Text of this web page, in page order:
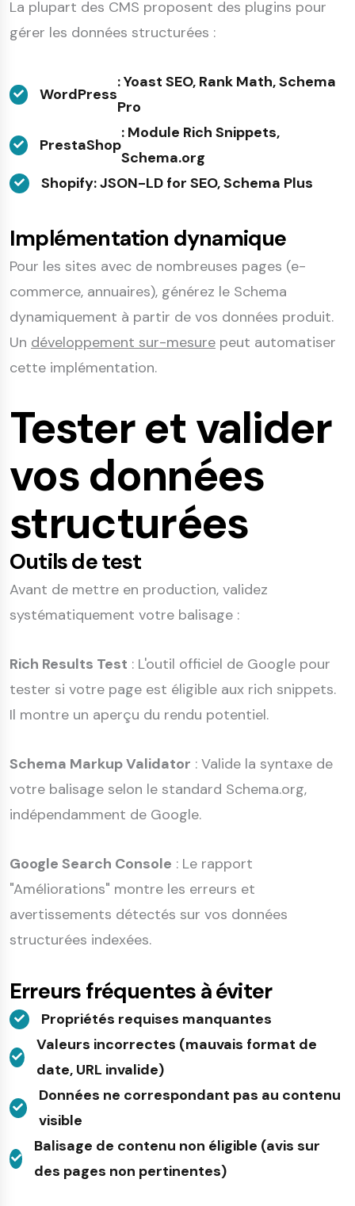
La plupart des CMS proposent des plugins pour
gérer les données structurées :
WordPress
: Yoast SEO, Rank Math, Schema
Pro
PrestaShop
: Module Rich Snippets,
Schema.org
Shopify: JSON-LD for SEO, Schema Plus
Implémentation dynamique
Pour les sites avec de nombreuses pages (e-
commerce, annuaires), générez le Schema
dynamiquement à partir de vos données produit.
Un développement sur-mesure peut automatiser
cette implémentation.
Tester et valider
vos données
structurées
Outils de test
Avant de mettre en production, validez
systématiquement votre balisage :
Rich Results Test : L'outil officiel de Google pour
tester si votre page est éligible aux rich snippets.
Il montre un aperçu du rendu potentiel.
Schema Markup Validator : Valide la syntaxe de
votre balisage selon le standard Schema.org,
indépendamment de Google.
Google Search Console : Le rapport
"Améliorations" montre les erreurs et
avertissements détectés sur vos données
structurées indexées.
Erreurs fréquentes à éviter
Propriétés requises manquantes
Valeurs incorrectes (mauvais format de
date, URL invalide)
Données ne correspondant pas au contenu
visible
Balisage de contenu non éligible (avis sur
des pages non pertinentes)